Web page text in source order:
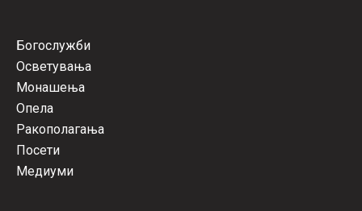
Богослужби
Осветувања
Монашења
Опела
Ракополагања
Посети
Медиуми